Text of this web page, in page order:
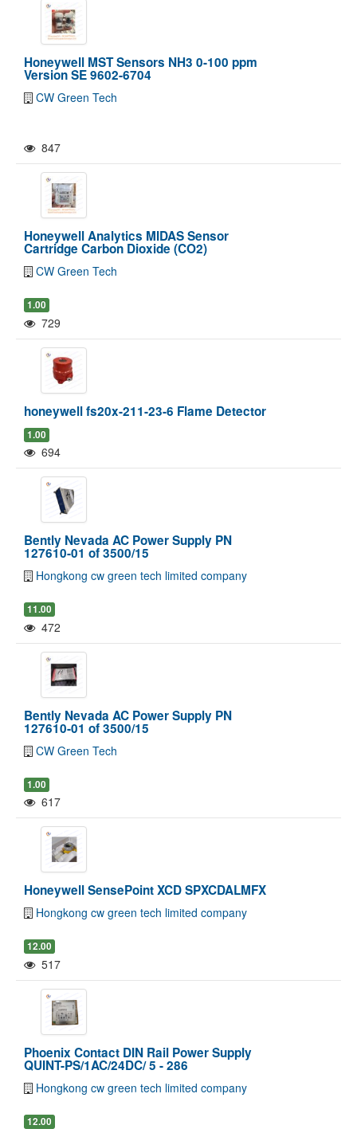
Honeywell MST Sensors NH3 0-100 ppm
Version SE 9602-6704
CW Green Tech
847
Honeywell Analytics MIDAS Sensor
Cartridge Carbon Dioxide (CO2)
CW Green Tech
1.00
729
honeywell fs20x-211-23-6 Flame Detector
1.00
694
Bently Nevada AC Power Supply PN
127610-01 of 3500/15
Hongkong cw green tech limited company
11.00
472
Bently Nevada AC Power Supply PN
127610-01 of 3500/15
CW Green Tech
1.00
617
Honeywell SensePoint XCD SPXCDALMFX
Hongkong cw green tech limited company
12.00
517
Phoenix Contact DIN Rail Power Supply
QUINT-PS/1AC/24DC/ 5 - 286
Hongkong cw green tech limited company
12.00